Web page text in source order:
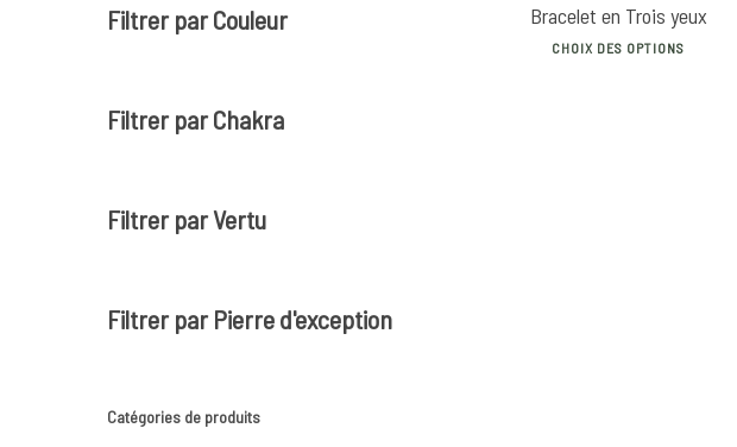
Filtrer par Couleur
Filtrer par Chakra
Filtrer par Vertu
Filtrer par Pierre d'exception
Catégories de produits
Bracelet en Trois yeux
CHOIX DES OPTIONS